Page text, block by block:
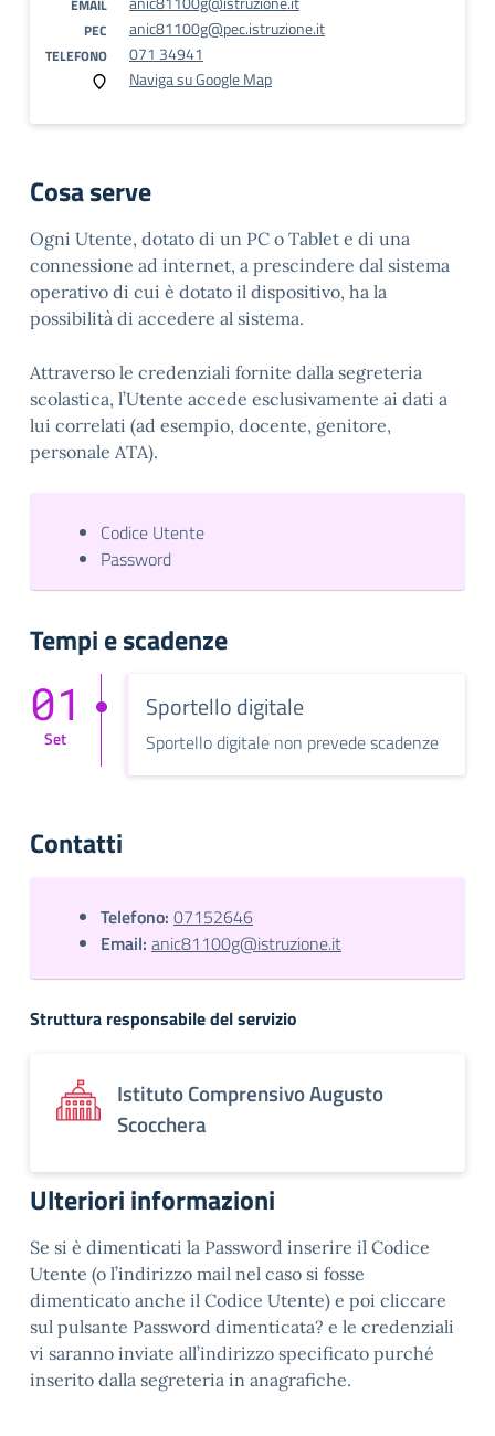
EMAIL
PEC anic81100g@pec.istruzione.it
TELEFONO
071 34941
Naviga su Google Map
Cosa serve
Ogni Utente, dotato di un PC o Tablet e di una
connessione ad internet, a prescindere dal sistema
operativo di cui è dotato il dispositivo, ha la
possibilità di accedere al sistema.
Attraverso le credenziali fornite dalla segreteria
scolastica, l’Utente accede esclusivamente ai dati a
lui correlati (ad esempio, docente, genitore,
personale ATA).
Codice Utente
Password
Tempi e scadenze
01
Set
Sportello digitale
Sportello digitale non prevede scadenze
Contatti
Telefono: 07152646
Email: anic81100g@istruzione.it
Struttura responsabile del servizio
Istituto Comprensivo Augusto
Scocchera
Ulteriori informazioni
Se si è dimenticati la Password inserire il Codice
Utente (o l’indirizzo mail nel caso si fosse
dimenticato anche il Codice Utente) e poi cliccare
sul pulsante Password dimenticata? e le credenziali
vi saranno inviate all’indirizzo specificato purché
inserito dalla segreteria in anagrafiche.